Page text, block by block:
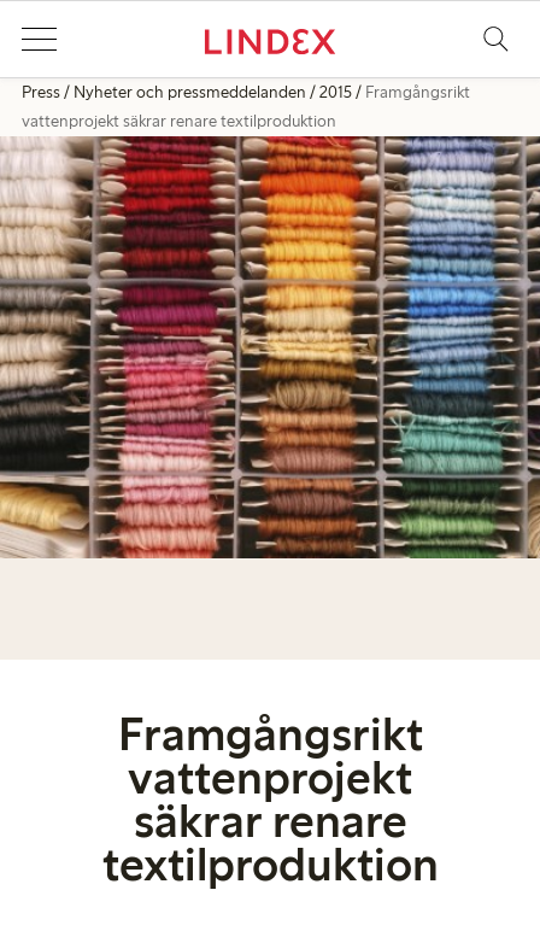
Press Nyheter och pressmeddelanden 2015
Framgångsrikt
vattenprojekt säkrar renare textilproduktion
Framgångsrikt
vattenprojekt
säkrar renare
textilproduktion